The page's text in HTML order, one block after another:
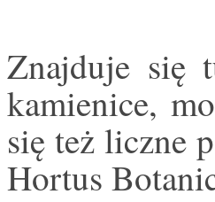
Znajduje się
kamienice,
się też liczne
Hortus